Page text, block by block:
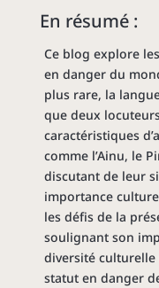
En résumé :
Ce blog explore
en danger du
plus rare, la
que deux
caractéristiques
comme l’Ainu, le
discutant de leur
importance
les défis de la
soulignant son
diversité
statut en danger